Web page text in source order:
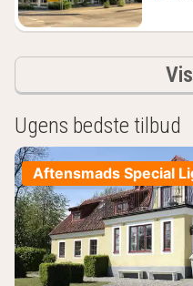
Ugens bedste tilbud
Aftensmads Special